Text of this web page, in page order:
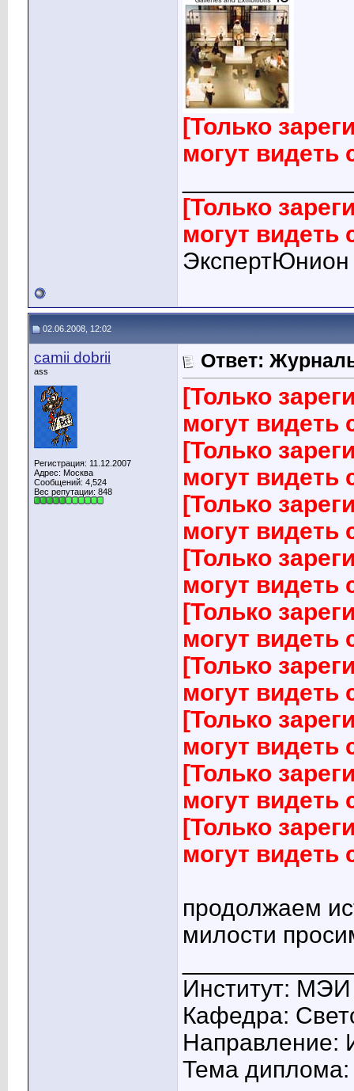
[Только
могут
[Только
могут
ЭкспертЮнион
02.06.2008, 12:02
camii dobrii
ass
Регистрация: 11.12.2007
Адрес: Москва
Сообщений: 4,524
Вес репутации: 848
Ответ:
[Только
могут
[Только
могут
[Только
могут
[Только
могут
[Только
могут
[Только
могут
[Только
могут
[Только
могут
[Только
могут
продолжаем
милости
Институт: МЭИ
Кафедра:
Направление:
Тема диплома: